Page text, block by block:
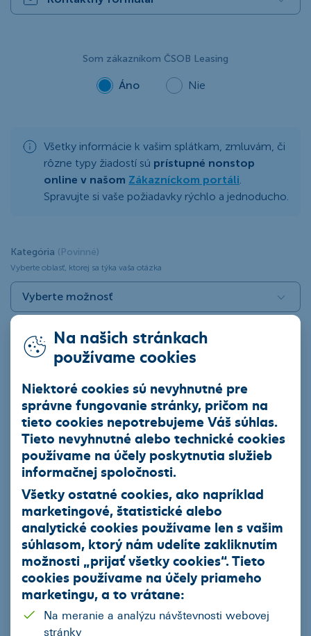
Som zákazníkom ČSOB Leasing
Áno Nie
Všetky informácie k vašim splátkam, zmluvám, či
rôzne typy žiadostí sú prístupné nonstop
online v našom Zákazníckom portáli.
Spravujte si vaše požiadavky rýchlo a jednoducho.
Kategória (Povinné)
Vyberte oblasť, ktorej sa týka vaša otázka
Vyberte možnosť
(Povinné)
Vyberte tému kvôli ktorej nás kontaktujete
Meno a Priezvisko(Povinné)
E-mail(Povinné)
Telefónne číslo (Povinné)
Na našich stránkach
používame cookies
Niektoré cookies sú nevyhnutné pre
správne fungovanie stránky, pričom na
tieto cookies nepotrebujeme Váš súhlas.
Tieto nevyhnutné alebo technické cookies
používame na účely poskytnutia služieb
informačnej spoločnosti.
Všetky ostatné cookies, ako napríklad
marketingové, štatistické alebo
analytické cookies používame len s vašim
súhlasom, ktorý nám udelíte zakliknutím
možnosti „prijať všetky cookies“. Tieto
cookies používame na účely priameho
marketingu, a to vrátane:
Na meranie a analýzu návštevnosti webovej
stránky